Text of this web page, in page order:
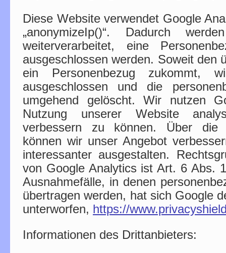
Diese Website verwendet Google
„anonymizeIp()“. Dadurch
weiterverarbeitet, eine
ausgeschlossen werden. Soweit den
ein Personenbezug zukommt,
ausgeschlossen und die
umgehend gelöscht. Wir nutzen
Nutzung unserer Website
verbessern zu können. Über die
können wir unser Angebot
interessanter ausgestalten.
von Google Analytics ist Art. 6 Abs.
Ausnahmefälle, in denen
übertragen werden, hat sich Google
unterworfen, https://
Informationen des Drittanbieters: